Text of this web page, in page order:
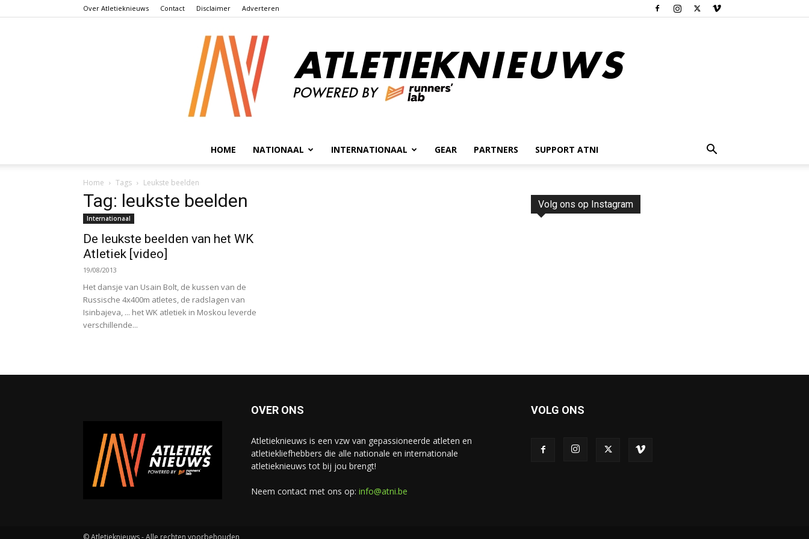
Over Atletieknieuws Contact Disclaimer Adverteren
HOME NATIONAAL INTERNATIONAAL GEAR PARTNERS SUPPORT ATNI
Home Tags Leukste beelden
Tag: leukste beelden
Internationaal
De leukste beelden van het WK
Atletiek [video]
19/08/2013
Het dansje van Usain Bolt, de kussen van de
Russische 4x400m atletes, de radslagen van
Isinbajeva, ... het WK atletiek in Moskou leverde
verschillende...
Volg ons op Instagram
OVER ONS
Atletieknieuws is een vzw van gepassioneerde atleten en
atletiekliefhebbers die alle nationale en internationale
atletieknieuws tot bij jou brengt!
Neem contact met ons op: info@atni.be
VOLG ONS
© Atletieknieuws - Alle rechten voorbehouden